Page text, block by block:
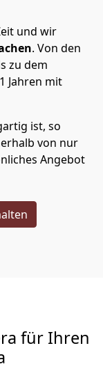
und wir
. Von den
zu dem
Jahren mit
ist, so
von nur
Angebot
für Ihren